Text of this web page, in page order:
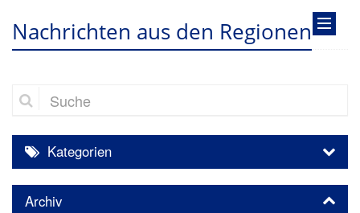
Nachrichten aus den Regionen
Suche
Kategorien
Archiv